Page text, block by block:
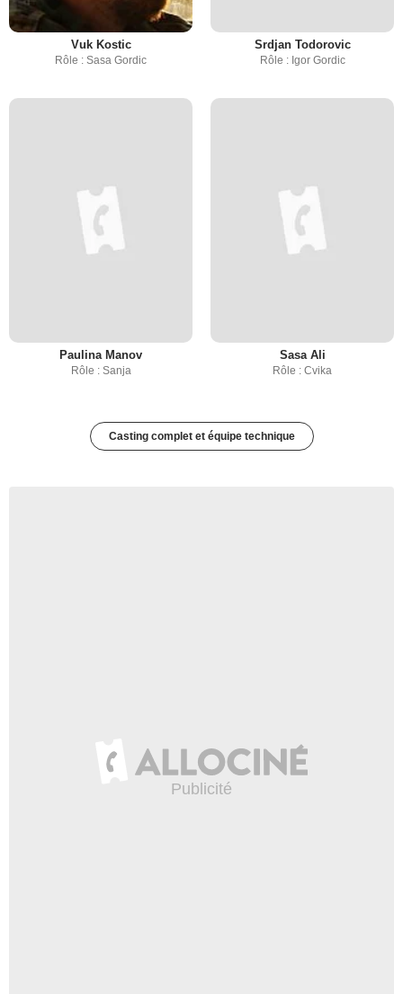
Vuk Kostic
Rôle : Sasa Gordic
Srdjan Todorovic
Rôle : Igor Gordic
Paulina Manov
Rôle : Sanja
Sasa Ali
Rôle : Cvika
Casting complet et équipe technique